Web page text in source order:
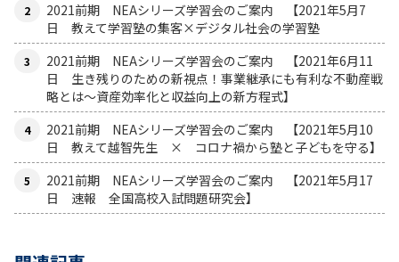
2021前期 NEAシリーズ学習会のご案内 【2021年5月7
日 教えて学習塾の集客×デジタル社会の学習塾
2021前期 NEAシリーズ学習会のご案内 【2021年6月11
日 生き残りのための新視点！事業継承にも有利な不動産戦
略とは〜資産効率化と収益向上の新方程式】
2021前期 NEAシリーズ学習会のご案内 【2021年5月10
日 教えて越智先生 × コロナ禍から塾と子どもを守る】
2021前期 NEAシリーズ学習会のご案内 【2021年5月17
日 速報 全国高校入試問題研究会】